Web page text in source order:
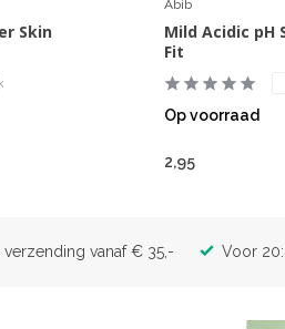
Skin
Abib
Mild Acidic pH
Fit
Op voorraad
2,95
verzending vanaf € 35,- Voor